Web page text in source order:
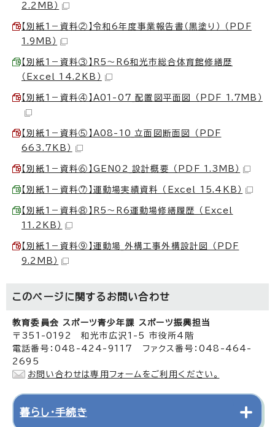
2.2MB）
【別紙1－資料②】令和6年度事業報告書（黒塗り） （PDF
1.9MB）
【別紙1－資料③】R5～R6和光市総合体育館修繕歴
（Excel 14.2KB）
【別紙1－資料④】A01-07_配置図平面図 （PDF 1.7MB）
【別紙1－資料⑤】A08-10_立面図断面図 （PDF
663.7KB）
【別紙1－資料⑥】GEN02_設計概要 （PDF 1.3MB）
【別紙1－資料⑦】運動場実績資料 （Excel 15.4KB）
【別紙1－資料⑧】R5～R6運動場修繕履歴 （Excel
11.2KB）
【別紙1－資料⑨】運動場_外構工事外構設計図 （PDF
9.2MB）
このページに関する お問い合わせ
教育委員会 スポーツ青少年課 スポーツ振興担当
〒351-0192 和光市広沢1-5 市役所4階
電話番号：048-424-9117 ファクス番号：048-464-
2695
お問い合わせは専用フォームをご利用ください。
暮らし・手続き